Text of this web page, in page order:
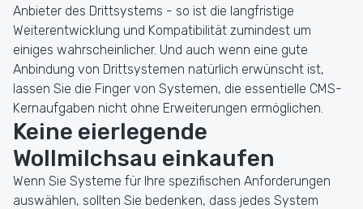
Anbieter des Drittsystems - so ist die langfristige
Weiterentwicklung und Kompatibilität zumindest um
einiges wahrscheinlicher. Und auch wenn eine gute
Anbindung von Drittsystemen natürlich erwünscht ist,
lassen Sie die Finger von Systemen, die essentielle CMS-
Kernaufgaben nicht ohne Erweiterungen ermöglichen.
Keine eierlegende
Wollmilchsau einkaufen
Wenn Sie Systeme für Ihre spezifischen Anforderungen
auswählen, sollten Sie bedenken, dass jedes System